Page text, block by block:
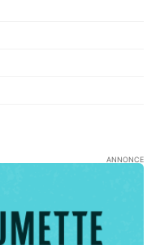
ANNONCE